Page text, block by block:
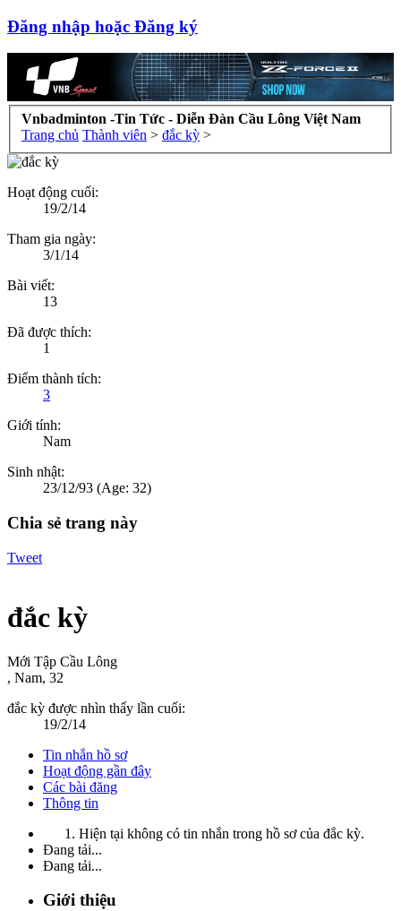
Đăng nhập hoặc Đăng ký
Vnbadminton -Tin Tức - Diễn Đàn Cầu Lông Việt Nam
Trang chủ Thành viên > đắc kỳ >
Hoạt động cuối:
19/2/14
Tham gia ngày:
3/1/14
Bài viết:
13
Đã được thích:
1
Điểm thành tích:
3
Giới tính:
Nam
Sinh nhật:
23/12/93 (Age: 32)
Chia sẻ trang này
Tweet
đắc kỳ
Mới Tập Cầu Lông
, Nam, 32
đắc kỳ được nhìn thấy lần cuối:
19/2/14
Tin nhắn hồ sơ
Hoạt động gần đây
Các bài đăng
Thông tin
Hiện tại không có tin nhắn trong hồ sơ của đắc kỳ.
Đang tải...
Đang tải...
Giới thiệu